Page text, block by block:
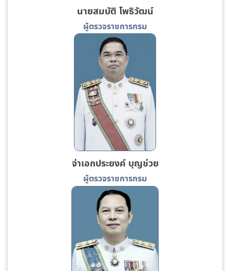
นายสมบัติ โพธิวัฒน์
ผู้ตรวจราชการกรม
จ่าเอกประยงค์ บุญช่วย
ผู้ตรวจราชการกรม